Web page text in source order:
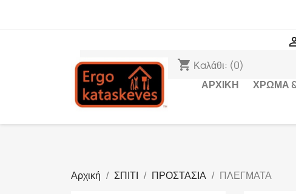
shopping_cart Καλάθι: (0)
ΑΡΧΙΚΉ
ΧΡΩΜΑ
Αρχική ΣΠΙΤΙ ΠΡΟΣΤΑΣΙΑ ΠΛΕΓΜΑΤΑ